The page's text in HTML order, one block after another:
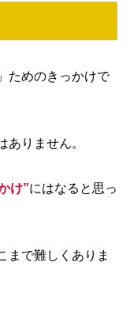
ためのきっかけで
ありません。
け”にはなると思っ
まで難しくありま